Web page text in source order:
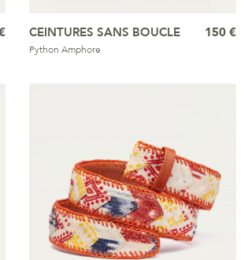
CEINTURES SANS BOUCLE
Python Amphore
150 €